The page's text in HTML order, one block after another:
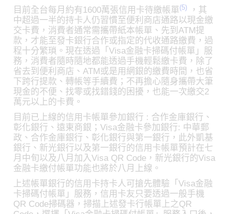
目前全台每月約有1600萬張信用卡待繳帳單(5)
，其
中超過一半的持卡人仍習慣至便利商店通路以現金繳
交卡費，消費者通常需攜帶紙本帳單、先到ATM提
款，才能至發卡銀行合作或指定的代收通路繳費，過
程十分繁瑣。現在透過「Visa金融卡掃碼付帳單」服
務，消費者隨時隨地都能透過手機輕鬆繳卡費，除了
省去到便利商店、ATM或是用網銀的繳費時間，也省
下跨行提款、轉帳等手續費；不再擔心隨身攜帶大筆
現金的不便、找零或找錯錢的困擾，也能一次繳交2
萬元以上的卡費。
目前已上線的信用卡帳單參加銀行 : 合作金庫銀行、
彰化銀行、遠東商銀；Visa金融卡參加銀行: 中華郵
政、合作金庫銀行、彰化銀行與第一銀行，此外凱基
銀行、新光銀行以及第一銀行的信用卡帳單預計在七
月中旬以及八月加入Visa QR Code，新光銀行的Visa
金融卡繳付帳單功能也將於八月上線。
上述帳單銀行的信用卡持卡人可搶先體驗「Visa金融
卡掃碼付帳單」服務，信用卡友只要透過一般手機
QR Code掃碼器，掃描上述發卡行帳單上之QR